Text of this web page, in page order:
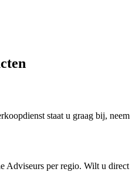
staat u graag bij, neem
Adviseurs per regio. Wilt u direct